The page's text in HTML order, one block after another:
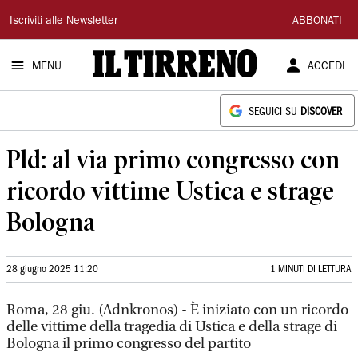
Il
Tirreno
Iscriviti alle Newsletter ABBONATI
MENU ACCEDI
SEGUICI SU DISCOVER
Pld: al via primo congresso con
ricordo vittime Ustica e strage
Bologna
28 giugno 2025 11:20 1 MINUTI DI LETTURA
Roma, 28 giu. (Adnkronos) - È iniziato con un ricordo
delle vittime della tragedia di Ustica e della strage di
Bologna il primo congresso del partito